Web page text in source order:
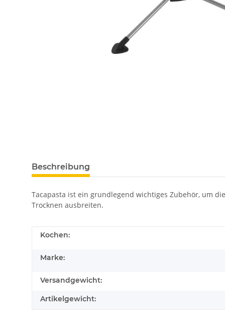
Beschreibung
Tacapasta ist ein grundlegend wichtiges Zubehör, um
Trocknen ausbreiten.
Kochen:
Marke:
Versandgewicht:
Artikelgewicht: